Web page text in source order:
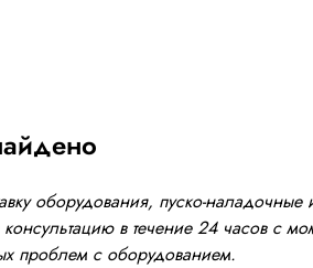
оборудования, пуско-
в течение 24 часов с
проблем с оборудованием.